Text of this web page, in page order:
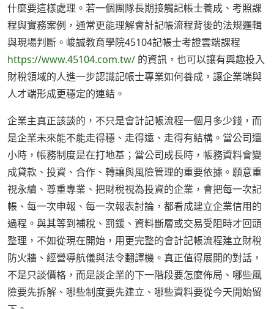
什麼要這樣處理。若一個團隊長期接觸記帳士養成、考照課
程與實務案例，通常更能理解會計記帳流程背後的法規邏輯
與現場判斷。峻誠教育學院45104記帳士考證雲端課程
https://www.45104.com.tw/ 的資訊，也可以讓有興趣投入
財稅領域的人進一步認識記帳士專業如何養成，讓企業端與
人才端形成更穩定的連結。
企業主真正該談的，不只是會計記帳流程一個月多少錢，而
是企業未來能不能走得穩、走得遠、走得有結構。當公司還
小時，帳務制度是在打地基；當公司成長時，帳務資料會變
成貸款、投資、合作、轉讓與風險管理的重要依據。願意重
視永續、尊重專業、把財稅視為投資的企業，會把每一次記
帳、每一次申報、每一次報表討論，都看成建立企業信用的
過程。與其等到補稅、罰鍰、資料斷層或交易受阻時才回頭
整理，不如從現在開始，用更完整的會計記帳流程建立財稅
防火牆、經營導航儀與法令翻譯機。真正值得展開的對話，
不是只談價格，而是談企業的下一階段要怎麼佈局、哪些風
險要先拆解、哪些制度要先建立、哪些資料要從今天開始留